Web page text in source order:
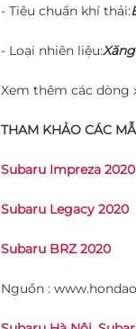
- Tiêu chuẩn khí thải:
- Loại nhiên liệu:
Xem thêm các dòng
THAM KHẢO CÁC
Subaru Impreza 2020
Subaru Legacy 2020
Subaru BRZ 2020
Nguồn :